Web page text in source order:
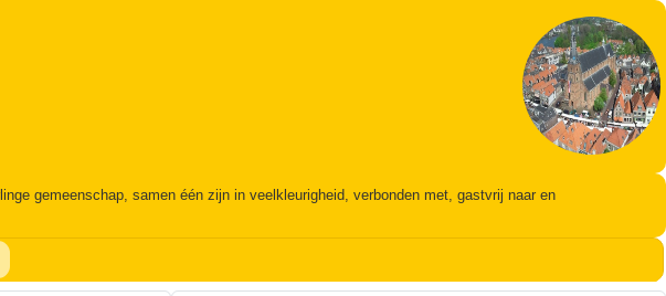
gemeenschap, samen één zijn in veelkleurigheid, verbonden met, gastvrij naar en